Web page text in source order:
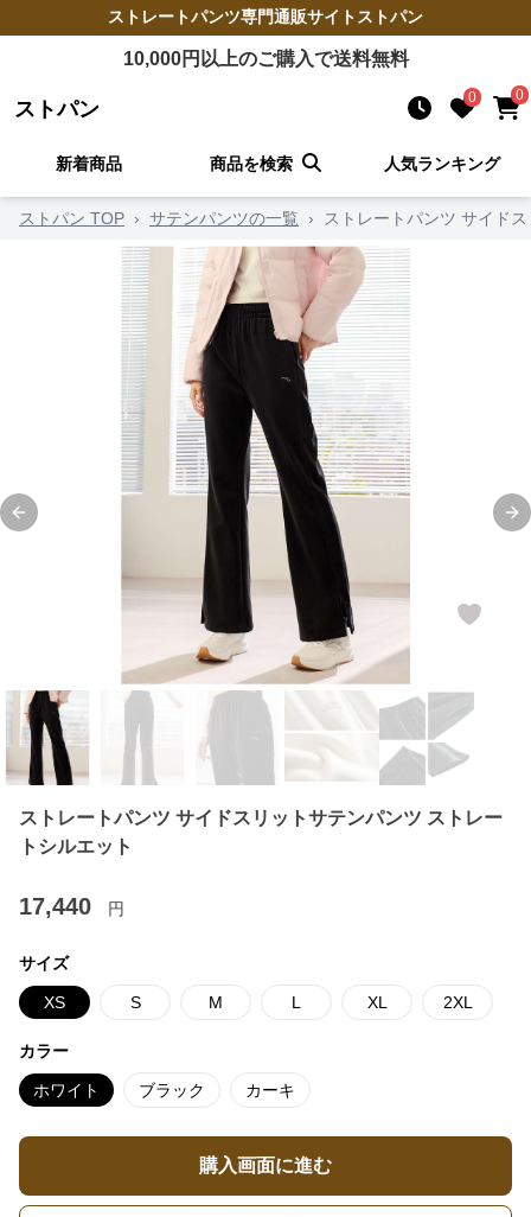
ストレートパンツ専門通販サイト ストパン
10,000円以上のご購入で送料無料
ストパン 0 0
新着商品 商品を検索 人気ランキング
ストパン TOP › サテンパンツの一覧 › ストレートパンツ サイド
Previous slide
ストレートパンツ サイドスリットサテンパンツ ストレー
トシルエット
17,440 円
サイズ
XS S M L XL 2XL
カラー
ホワイト ブラック カーキ
購入画面に進む